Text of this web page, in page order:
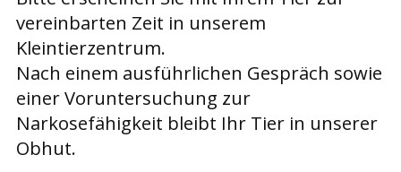
vereinbarten Zeit in unserem
Kleintierzentrum.
Nach einem ausführlichen Gespräch sowie
einer Voruntersuchung zur
Narkosefähigkeit bleibt Ihr Tier in unserer
Obhut.